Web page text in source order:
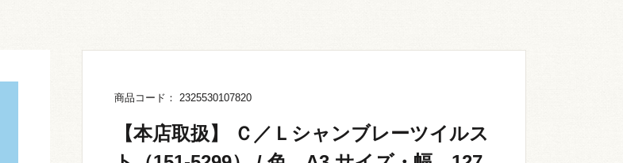
商品コード： 2325530107820
【本店取扱】 Ｃ／Ｌシャンブレーツイルス